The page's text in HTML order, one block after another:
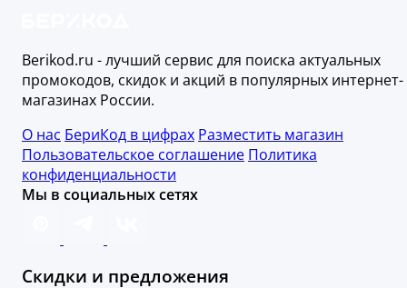
Berikod.ru - лучший сервис для поиска актуальных
промокодов, скидок и акций в популярных интернет-
магазинах России.
О нас БериКод в цифрах Разместить магазин
Пользовательское соглашение Политика
конфиденциальности
Мы в социальных сетях
Скидки и предложения